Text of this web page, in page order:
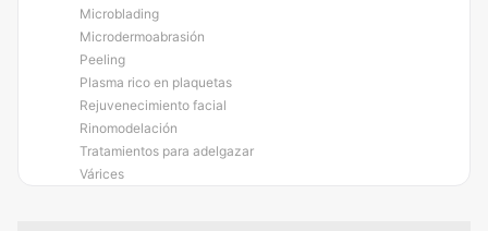
Microblading
Microdermoabrasión
Peeling
Plasma rico en plaquetas
Rejuvenecimiento facial
Rinomodelación
Tratamientos para adelgazar
Várices